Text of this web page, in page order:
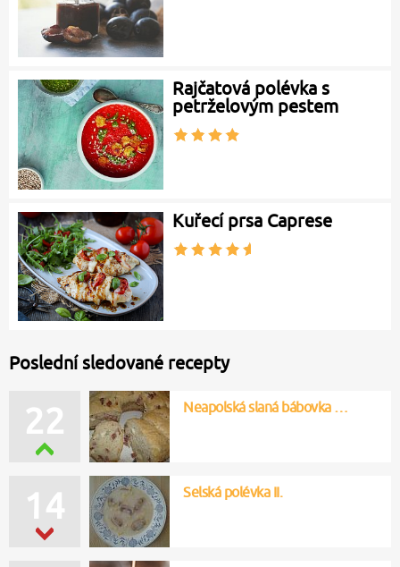
Rajčatová polévka s
petrželovým pestem
Kuřecí prsa Caprese
Poslední sledované recepty
22 Neapolská slaná bábovka …
14 Selská polévka II.